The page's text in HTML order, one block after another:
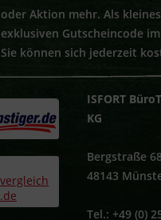
oder Aktion mehr. Als
exklusiven Gutscheincode
Sie können sich jederzeit
ISFORT
KG
Bergstraße
48143
Tel.: +49 (0)